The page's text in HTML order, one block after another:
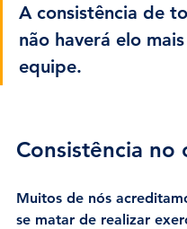
A consistência de
não haverá elo
equipe.
Consistência no
Muitos de nós
se matar de realizar